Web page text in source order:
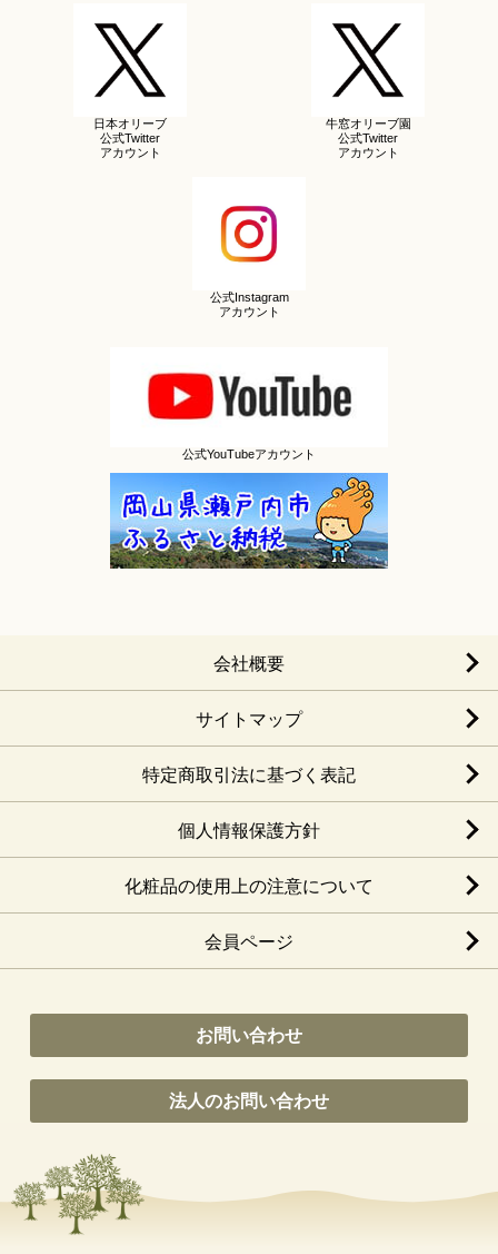
日本オリーブ
公式Twitter
アカウント
牛窓オリーブ園
公式Twitter
アカウント
公式Instagram
アカウント
公式YouTubeアカウント
会社概要
サイトマップ
特定商取引法に基づく表記
個人情報保護方針
化粧品の使用上の注意について
会員ページ
お問い合わせ
法人のお問い合わせ